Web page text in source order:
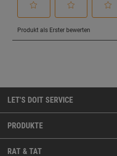
LET'S DOIT SERVICE
PRODUKTE
RAT & TAT